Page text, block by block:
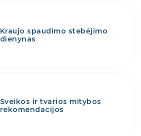
Kraujo spaudimo stebėjimo
dienynas
Sveikos ir tvarios mitybos
rekomendacijos